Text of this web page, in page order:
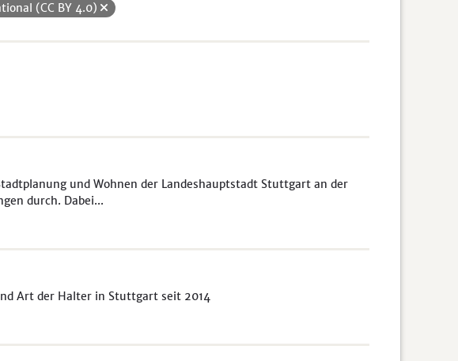
(CC BY 4.0)
und Wohnen der Landeshauptstadt Stuttgart an der
durch. Dabei...
Art der Halter in Stuttgart seit 2014